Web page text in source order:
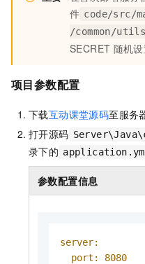
件 code/src/
/common/
SECRET 随机设
项目参数配置
下载互动课堂源码至服务
打开源码
录下的
参数配置信息
server:
port:
8080